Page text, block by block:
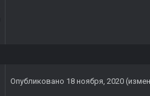
Опубликовано 18 ноября, 2020